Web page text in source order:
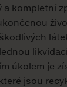
a kompletní
úkolem je
jsou